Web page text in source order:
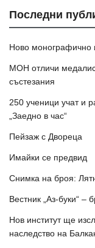
Последни
Ново монографично
МОН отличи
състезания
250 ученици учат и
„Заедно в час“
Пейзаж с Двореца
Имайки се предвид
Снимка на броя:
Вестник „Аз-буки“ –
Нов институт ще
наследство на